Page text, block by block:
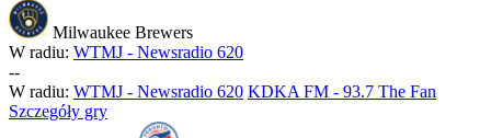
Milwaukee Brewers
W radiu: WTMJ - Newsradio 620
--
W radiu: WTMJ - Newsradio 620 KDKA FM - 93.7 The Fan
Szczegóły gry